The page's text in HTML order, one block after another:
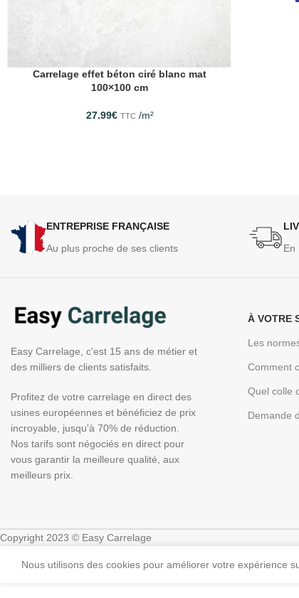
Carrelage effet béton ciré blanc mat
100×100 cm
27.99€ TTC /m²
ENTREPRISE FRANÇAISE
Au plus proche de ses clients
En
Easy Carrelage, c'est 15 ans de métier et
des milliers de clients satisfaits.
Profitez de votre carrelage en direct des
usines européennes et bénéficiez de prix
incroyable, jusqu'à 70% de réduction.
Nos tarifs sont négociés en direct pour
vous garantir la meilleure qualité, aux
meilleurs prix.
À VOTRE
Les
Comment
Quel colle
Demande
Copyright 2023 © Easy Carrelage
Nous utilisons des cookies pour améliorer votre expérience